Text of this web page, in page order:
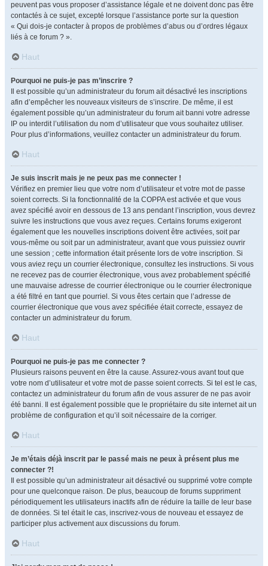
peuvent pas vous proposer d’assistance légale et ne doivent donc pas être
contactés à ce sujet, excepté lorsque l’assistance porte sur la question
« Qui dois-je contacter à propos de problèmes d’abus ou d’ordres légaux
liés à ce forum ? ».
Haut
Pourquoi ne puis-je pas m’inscrire ?
Il est possible qu’un administrateur du forum ait désactivé les inscriptions
afin d’empêcher les nouveaux visiteurs de s’inscrire. De même, il est
également possible qu’un administrateur du forum ait banni votre adresse
IP ou interdit l’utilisation du nom d’utilisateur que vous souhaitez utiliser.
Pour plus d’informations, veuillez contacter un administrateur du forum.
Haut
Je suis inscrit mais je ne peux pas me connecter !
Vérifiez en premier lieu que votre nom d’utilisateur et votre mot de passe
soient corrects. Si la fonctionnalité de la COPPA est activée et que vous
avez spécifié avoir en dessous de 13 ans pendant l’inscription, vous devrez
suivre les instructions que vous avez reçues. Certains forums exigeront
également que les nouvelles inscriptions doivent être activées, soit par
vous-même ou soit par un administrateur, avant que vous puissiez ouvrir
une session ; cette information était présente lors de votre inscription. Si
vous aviez reçu un courrier électronique, consultez les instructions. Si vous
ne recevez pas de courrier électronique, vous avez probablement spécifié
une mauvaise adresse de courrier électronique ou le courrier électronique
a été filtré en tant que pourriel. Si vous êtes certain que l’adresse de
courrier électronique que vous avez spécifiée était correcte, essayez de
contacter un administrateur du forum.
Haut
Pourquoi ne puis-je pas me connecter ?
Plusieurs raisons peuvent en être la cause. Assurez-vous avant tout que
votre nom d’utilisateur et votre mot de passe soient corrects. Si tel est le cas,
contactez un administrateur du forum afin de vous assurer de ne pas avoir
été banni. Il est également possible que le propriétaire du site internet ait un
problème de configuration et qu’il soit nécessaire de la corriger.
Haut
Je m’étais déjà inscrit par le passé mais ne peux à présent plus me
connecter ?!
Il est possible qu’un administrateur ait désactivé ou supprimé votre compte
pour une quelconque raison. De plus, beaucoup de forums suppriment
périodiquement les utilisateurs inactifs afin de réduire la taille de leur base
de données. Si tel était le cas, inscrivez-vous de nouveau et essayez de
participer plus activement aux discussions du forum.
Haut